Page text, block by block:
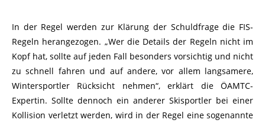
In der Regel werden zur Klärung der Schuldfrage die FIS-
Regeln herangezogen. „Wer die Details der Regeln nicht im
Kopf hat, sollte auf jeden Fall besonders vorsichtig und nicht
zu schnell fahren und auf andere, vor allem langsamere,
Wintersportler Rücksicht nehmen“, erklärt die ÖAMTC-
Expertin. Sollte dennoch ein anderer Skisportler bei einer
Kollision verletzt werden, wird in der Regel eine sogenannte